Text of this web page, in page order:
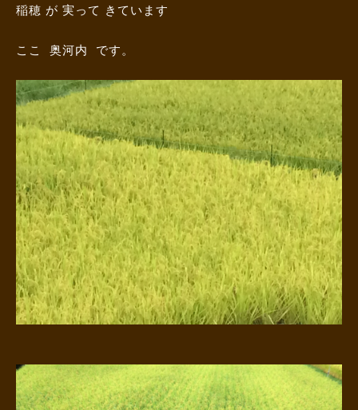
稲穂 が 実って きています
ここ 奥河内 です。